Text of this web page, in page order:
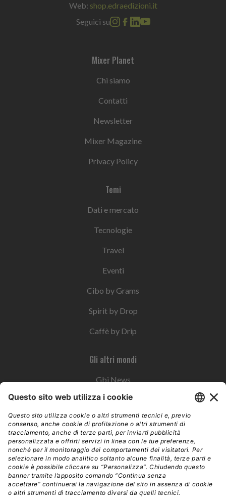
Web: shop.edraedizioni.it
Seguici su
Mixer Planet
Chi siamo
Contatti
Newsletter
Mixer Magazine
Privacy Policy
Temi
Dati e mercato
Tecnologie
Travel
Eventi
Cibo by Grams
Spirit by Drop
Caffè by Drip
Gli altri mondi
Gbi News
Instoremag
Esplora il gruppo
Edra Edizioni
Edizioni LSWR
LSWR Group